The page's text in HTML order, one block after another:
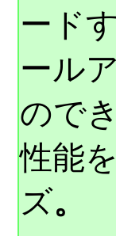
ード
ール
ので
性能
ズ。